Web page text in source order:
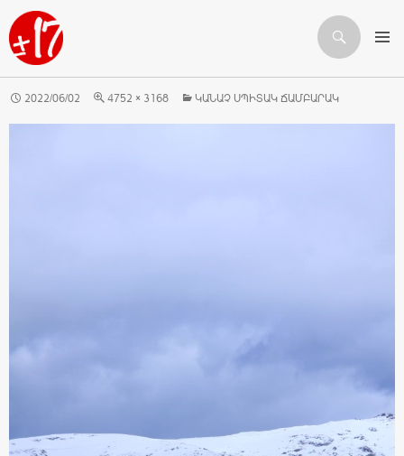
Որոնում
ԱՆՑՆԵԼ ԲՈՎԱՆԴԱԿՈՒԹՅԱՆԸ
2022/06/02 4752 × 3168 ԿԱՆԱՉ ՍՊԻՏԱԿ ՃԱՄԲԱՐԱԿ